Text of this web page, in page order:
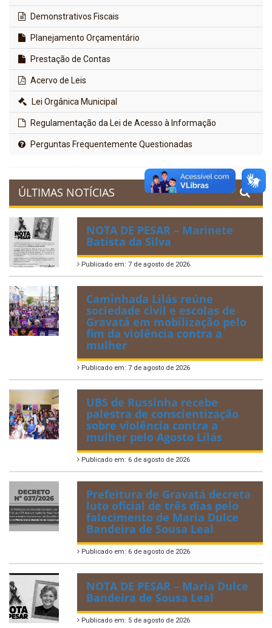
Demonstrativos Fiscais
Planejamento Orçamentário
Prestação de Contas
Acervo de Leis
Lei Orgânica Municipal
Regulamentação da Lei de Acesso à Informação
Perguntas Frequentemente Questionadas
ÚLTIMAS NOTÍCIAS
NOTA DE PESAR – Marinete
Batista da Silva
Publicado em: 7 de agosto de 2026
Caminhada Lilás reúne
sociedade civil e escolas de
Gravatá em mobilização pelo
fim da violência contra a
mulher
Publicado em: 7 de agosto de 2026
UBS de Russinha recebe
palestra de conscientização
sobre violência contra a
mulher pelo Agosto Lilás
Publicado em: 6 de agosto de 2026
Prefeitura de Gravatá decreta
luto oficial de três dias pelo
falecimento de Maria Dulce
Bandeira de Sousa Leal
Publicado em: 6 de agosto de 2026
NOTA DE PESAR – Maria Dulce
Bandeira de Sousa Leal
Publicado em: 5 de agosto de 2026